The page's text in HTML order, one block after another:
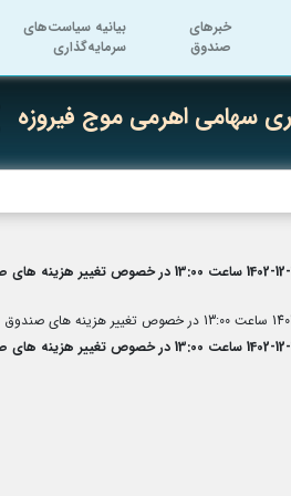
خبرهای
صندوق
بیانیه سیاست‌های
سرمایه‌گذاری
سهامی اهرمی موج فیروزه